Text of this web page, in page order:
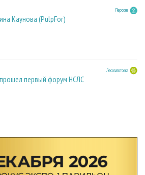
Персона
Каунова (PulpFor)
Лесозаготовка
первый форум НСЛС